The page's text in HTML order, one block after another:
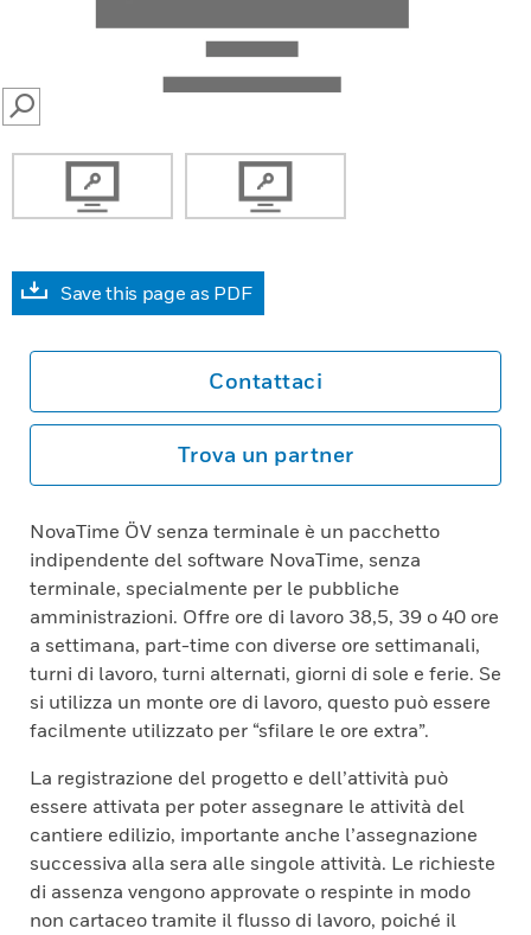
SEARCH
Save this page as PDF
Contattaci
Trova un partner
NovaTime ÖV senza terminale è un pacchetto
indipendente del software NovaTime, senza
terminale, specialmente per le pubbliche
amministrazioni. Offre ore di lavoro 38,5, 39 o 40 ore
a settimana, part-time con diverse ore settimanali,
turni di lavoro, turni alternati, giorni di sole e ferie. Se
si utilizza un monte ore di lavoro, questo può essere
facilmente utilizzato per “sfilare le ore extra”.
La registrazione del progetto e dell’attività può
essere attivata per poter assegnare le attività del
cantiere edilizio, importante anche l’assegnazione
successiva alla sera alle singole attività. Le richieste
di assenza vengono approvate o respinte in modo
non cartaceo tramite il flusso di lavoro, poiché il